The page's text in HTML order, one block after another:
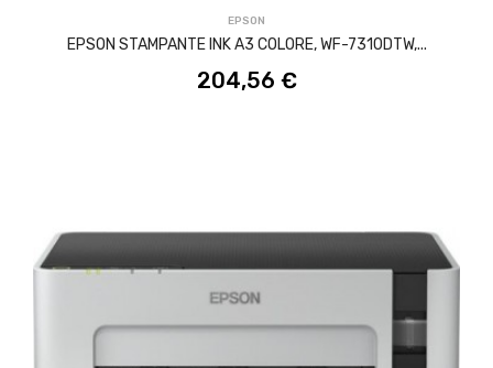
EPSON
EPSON STAMPANTE INK A3 COLORE, WF-7310DTW,...
204,56 €